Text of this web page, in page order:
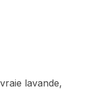
lavande,